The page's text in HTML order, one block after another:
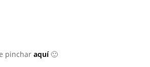
pinchar aquí🙂